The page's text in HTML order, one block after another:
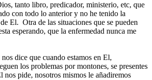
tanto libro, predicador, ministerio, etc, que
con todo lo anterior y no he tenido la
El. Otra de las situaciones que se pueden
esperando, que la enfermedad nunca me
dice que cuando estamos en El,
los problemas por montones, se presentes
nos pide, nosotros mismos le añadiremos